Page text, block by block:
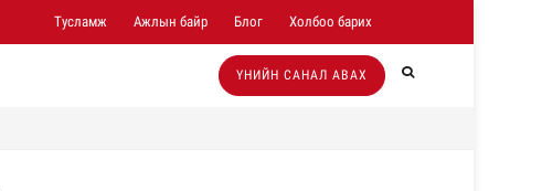
Тусламж Ажлын байр Блог Холбоо барих
ҮНИЙН САНАЛ АВАХ